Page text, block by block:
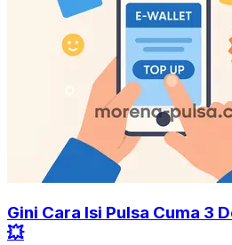
Gini Cara Isi Pulsa Cuma 3
💥